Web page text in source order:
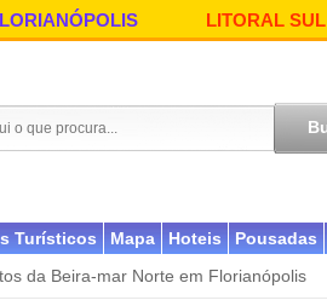
LITORAL SUL
Turísticos Mapa Hoteis Pousadas
da Beira-mar Norte em Florianópolis